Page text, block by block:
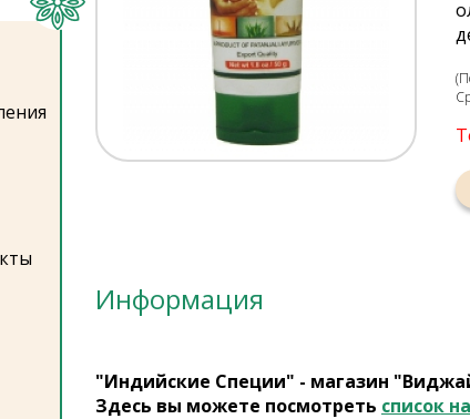
Информация
"Индийские Специи" - магазин
Здесь вы можете посмотреть список